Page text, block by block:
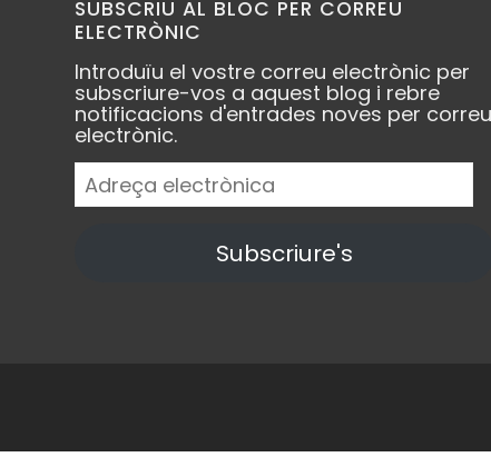
SUBSCRIU AL BLOC PER CORREU
ELECTRÒNIC
Introduïu el vostre correu electrònic per
subscriure-vos a aquest blog i rebre
notificacions d'entrades noves per correu
electrònic.
Adreça
electrònica
Subscriure's
advertit,
"un xec en
les forces
maniobra
Twitter